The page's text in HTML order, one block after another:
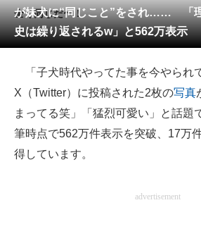
メディア
注目記事を集めた総合ページ
ITの今と未来を見通す
スマホと通信の最新トレンド
進化するPCとデバイスの未来
ビジネスと働き方のヒント
が妹犬に“同じこと”をされ…… 「
史は繰り返されるw」と562万表示
全く同じだ〜！
「子犬時代やってた事を今やられ
X（Twitter）に投稿された2枚の写真
まってる笑」「猛烈可愛い」と話題
筆時点で562万件表示を突破、17万
得しています。
advertisement